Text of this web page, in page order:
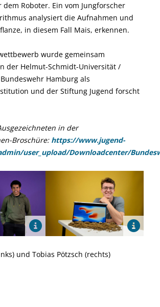
dem Roboter. Ein vom Jungforscher
analysiert die Aufnahmen und
in diesem Fall Mais, erkennen.
wurde gemeinsam
der Helmut-Schmidt-Universität /
Hamburg als
und der Stiftung Jugend forscht
in der
Broschüre: https://www.jugend-
user_upload/Downloadcenter/
und Tobias Pötzsch (rechts)